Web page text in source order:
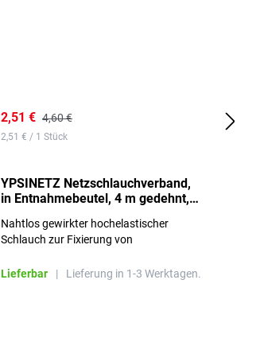
2,51 € 4,60 €
2,51 € / 1 Stück
YPSINETZ Netzschlauchverband,
in Entnahmebeutel, 4 m gedehnt,
Nahtlos gewirkter hochelastischer
Schlauch zur Fixierung von
Lieferbar
| Lieferung in 1-3 Werktagen.